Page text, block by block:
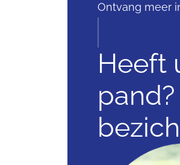
Ontvang meer
Heeft